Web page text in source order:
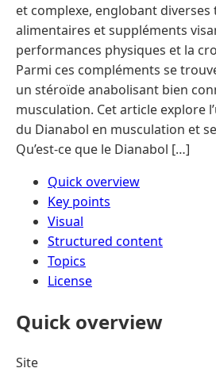
et complexe, englobant
alimentaires et suppléments
performances physiques et la
Parmi ces compléments se
un stéroïde anabolisant bien
musculation. Cet article explore
du Dianabol en musculation et
Qu’est-ce que le Dianabol […]
Quick overview
Key points
Visual
Structured content
Topics
License
Quick overview
Site